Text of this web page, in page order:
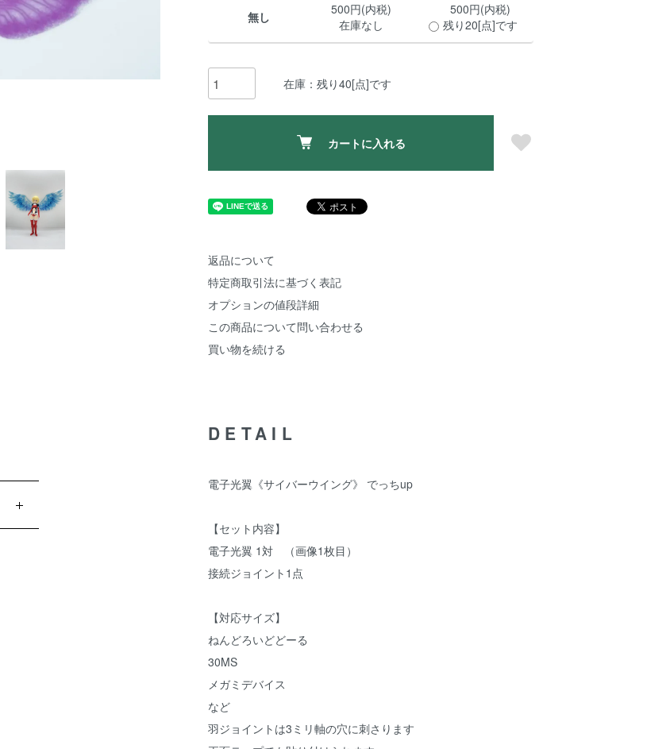
無し
500円(内税)
在庫なし
500円(内税)
残り20[点]です
在庫：残り40[点]です
カートに入れる
返品について
特定商取引法に基づく表記
オプションの値段詳細
この商品について問い合わせる
買い物を続ける
DETAIL
電子光翼《サイバーウイング》 でっちup
【セット内容】
電子光翼 1対 （画像1枚目）
接続ジョイント1点
【対応サイズ】
ねんどろいどどーる
30MS
メガミデバイス
など
羽ジョイントは3ミリ軸の穴に刺さります